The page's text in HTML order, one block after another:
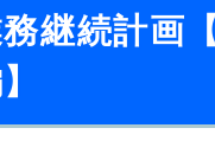
継続計画